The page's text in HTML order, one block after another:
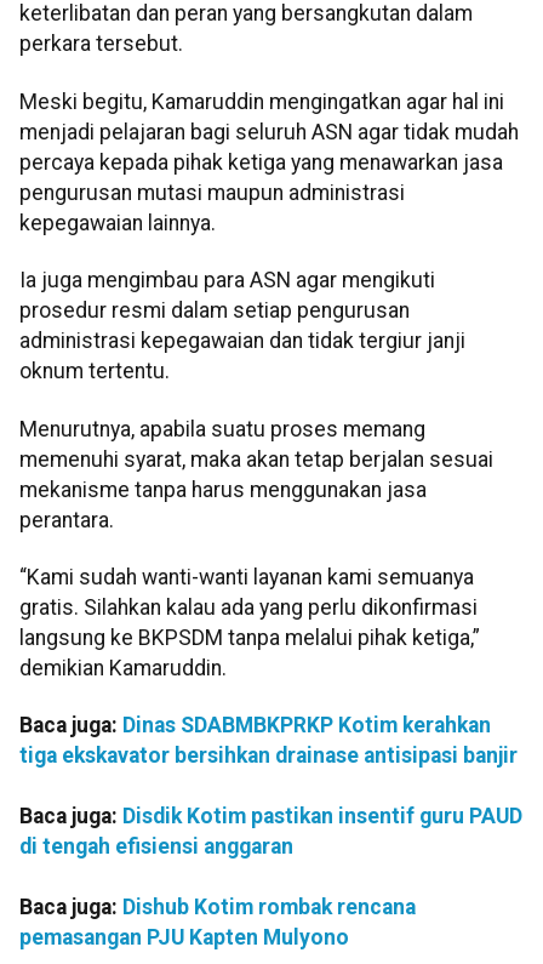
keterlibatan dan peran yang bersangkutan dalam
perkara tersebut.
Meski begitu, Kamaruddin mengingatkan agar hal ini
menjadi pelajaran bagi seluruh ASN agar tidak mudah
percaya kepada pihak ketiga yang menawarkan jasa
pengurusan mutasi maupun administrasi
kepegawaian lainnya.
Ia juga mengimbau para ASN agar mengikuti
prosedur resmi dalam setiap pengurusan
administrasi kepegawaian dan tidak tergiur janji
oknum tertentu.
Menurutnya, apabila suatu proses memang
memenuhi syarat, maka akan tetap berjalan sesuai
mekanisme tanpa harus menggunakan jasa
perantara.
“Kami sudah wanti-wanti layanan kami semuanya
gratis. Silahkan kalau ada yang perlu dikonfirmasi
langsung ke BKPSDM tanpa melalui pihak ketiga,”
demikian Kamaruddin.
Baca juga: Dinas SDABMBKPRKP Kotim kerahkan
tiga ekskavator bersihkan drainase antisipasi banjir
Baca juga: Disdik Kotim pastikan insentif guru PAUD
di tengah efisiensi anggaran
Baca juga: Dishub Kotim rombak rencana
pemasangan PJU Kapten Mulyono